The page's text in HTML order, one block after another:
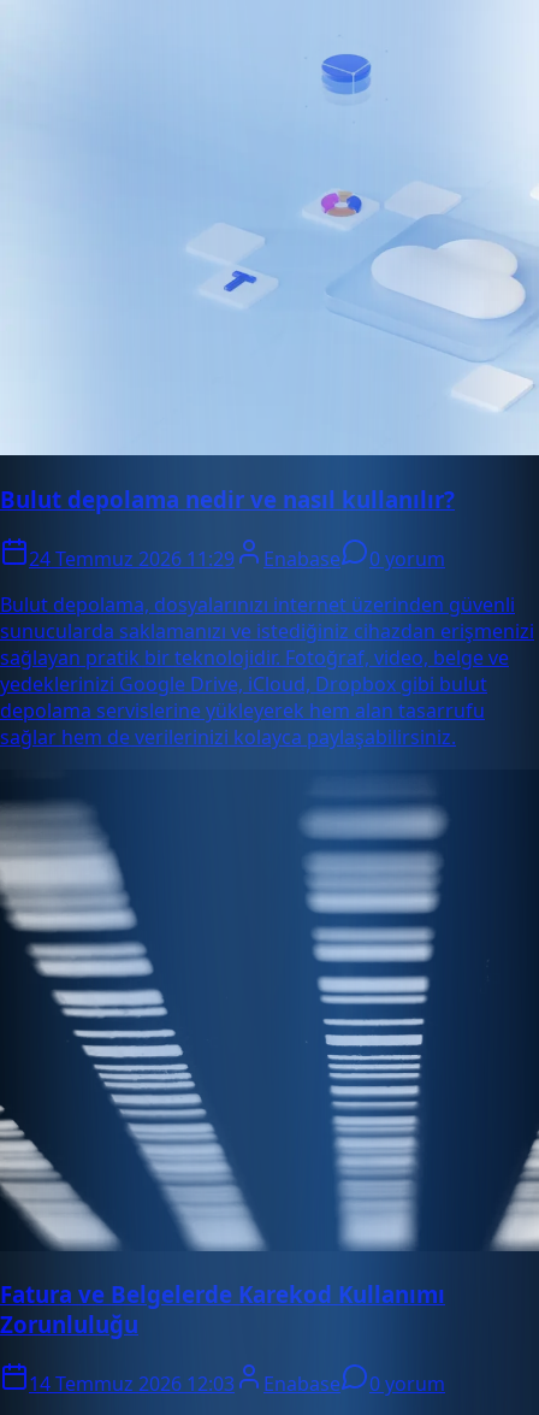
Bulut depolama nedir ve nasıl kullanılır?
24 Temmuz 2026 11:29 Enabase
0 yorum
Bulut depolama, dosyalarınızı internet üzerinden güvenli
sunucularda saklamanızı ve istediğiniz cihazdan erişmenizi
sağlayan pratik bir teknolojidir. Fotoğraf, video, belge ve
yedeklerinizi Google Drive, iCloud, Dropbox gibi bulut
depolama servislerine yükleyerek hem alan tasarrufu
sağlar hem de verilerinizi kolayca paylaşabilirsiniz.
Fatura ve Belgelerde Karekod Kullanımı
Zorunluluğu
14 Temmuz 2026 12:03 Enabase
0 yorum